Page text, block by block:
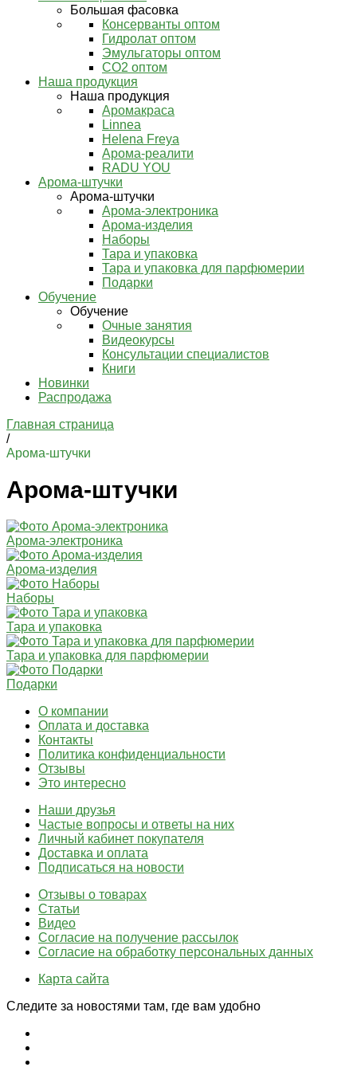
Большая фасовка
Консерванты оптом
Гидролат оптом
Эмульгаторы оптом
СО2 оптом
Наша продукция
Наша продукция
Аромакраса
Linnea
Helena Freya
Арома-реалити
RADU YOU
Арома-штучки
Арома-штучки
Арома-электроника
Арома-изделия
Наборы
Тара и упаковка
Тара и упаковка для парфюмерии
Подарки
Обучение
Обучение
Очные занятия
Видеокурсы
Консультации специалистов
Книги
Новинки
Распродажа
Главная страница
/
Арома-штучки
Арома-штучки
Арома-электроника
Арома-изделия
Наборы
Тара и упаковка
Тара и упаковка для парфюмерии
Подарки
О компании
Оплата и доставка
Контакты
Политика конфиденциальности
Отзывы
Это интересно
Наши друзья
Частые вопросы и ответы на них
Личный кабинет покупателя
Доставка и оплата
Подписаться на новости
Отзывы о товарах
Статьи
Видео
Согласие на получение рассылок
Согласие на обработку персональных данных
Карта сайта
Следите за новостями там, где вам удобно